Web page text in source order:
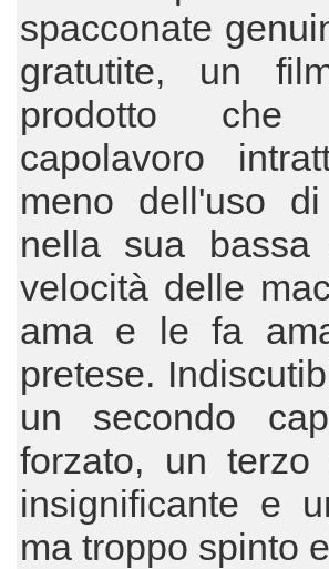
spacconate
gratutite, un
prodotto che
capolavoro
meno dell'uso
nella sua
velocità delle
ama e le fa
pretese.
un secondo
forzato, un
insignificante e
ma troppo spinto